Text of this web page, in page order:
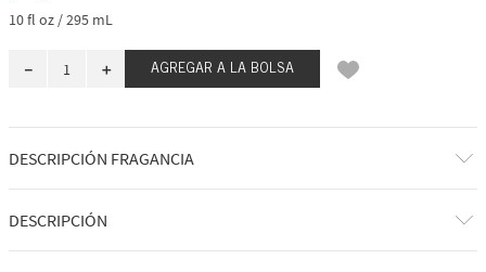
10 fl oz / 295 mL
＋
－ AGREGAR A LA BOLSA
DESCRIPCIÓN FRAGANCIA
atemporal. Notas de fragancia: cardamomo fresco, absoluto de vainilla y
maderas cautivadoras.
DESCRIPCIÓN